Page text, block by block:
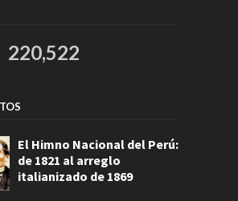
220,522
El Himno Nacional del Perú:
de 1821 al arreglo
italianizado de 1869